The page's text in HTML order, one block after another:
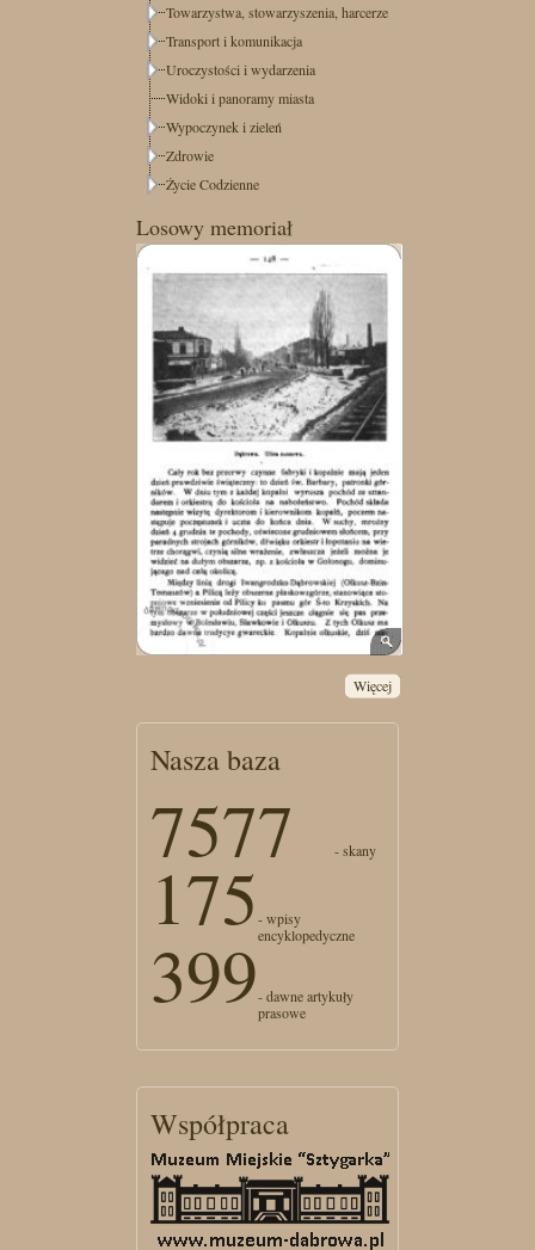
Towarzystwa, stowarzyszenia, harcerze
Transport i komunikacja
Uroczystości i wydarzenia
Widoki i panoramy miasta
Wypoczynek i zieleń
Zdrowie
Życie Codzienne
Losowy memoriał
Więcej
Nasza baza
7577 - skany
175- wpisy
encyklopedyczne
399- dawne artykuły
prasowe
Współpraca